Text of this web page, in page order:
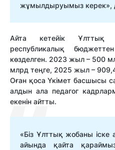
жұмылдыруымыз керек»,
Айта кетейік Ұлттық
республикалық
көзделген. 2023 жыл – 500
млрд теңге, 2025 жыл –
Оған қоса Үкімет басшысы
алдын ала педагог
екенін айтты.
«Біз Ұлттық жобаны
айында қайта